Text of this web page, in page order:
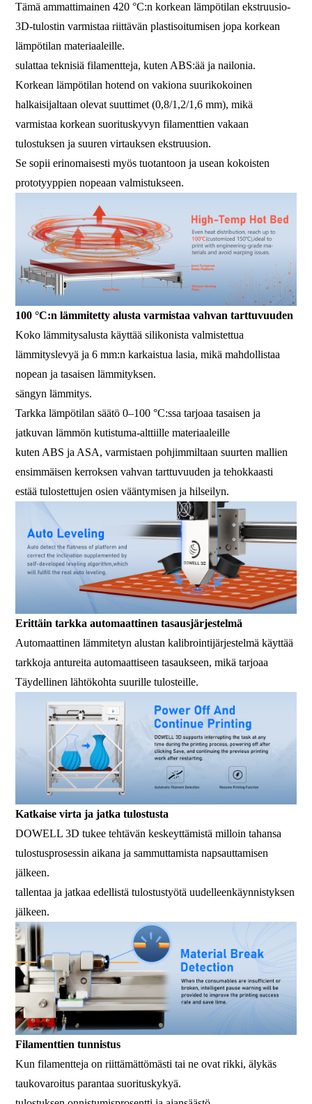
Tämä ammattimainen 420 °C:n korkean lämpötilan ekstruusio-
3D-tulostin varmistaa riittävän plastisoitumisen jopa korkean
lämpötilan materiaaleille.
sulattaa teknisiä filamentteja, kuten ABS:ää ja nailonia.
Korkean lämpötilan hotend on vakiona suurikokoinen
halkaisijaltaan olevat suuttimet (0,8/1,2/1,6 mm), mikä
varmistaa korkean suorituskyvyn filamenttien vakaan
tulostuksen ja suuren virtauksen ekstruusion.
Se sopii erinomaisesti myös tuotantoon ja usean kokoisten
prototyyppien nopeaan valmistukseen.
100 °C:n lämmitetty alusta varmistaa vahvan tarttuvuuden
Koko lämmitysalusta käyttää silikonista valmistettua
lämmityslevyä ja 6 mm:n karkaistua lasia, mikä mahdollistaa
nopean ja tasaisen lämmityksen.
sängyn lämmitys.
Tarkka lämpötilan säätö 0–100 °C:ssa tarjoaa tasaisen ja
jatkuvan lämmön kutistuma-alttiille materiaaleille
kuten ABS ja ASA, varmistaen pohjimmiltaan suurten mallien
ensimmäisen kerroksen vahvan tarttuvuuden ja tehokkaasti
estää tulostettujen osien vääntymisen ja hilseilyn.
Erittäin tarkka automaattinen tasausjärjestelmä
Automaattinen lämmitetyn alustan kalibrointijärjestelmä käyttää
tarkkoja antureita automaattiseen tasaukseen, mikä tarjoaa
Täydellinen lähtökohta suurille tulosteille.
Katkaise virta ja jatka tulostusta
DOWELL 3D tukee tehtävän keskeyttämistä milloin tahansa
tulostusprosessin aikana ja sammuttamista napsauttamisen
jälkeen.
tallentaa ja jatkaa edellistä tulostustyötä uudelleenkäynnistyksen
jälkeen.
Filamenttien tunnistus
Kun filamentteja on riittämättömästi tai ne ovat rikki, älykäs
taukovaroitus parantaa suorituskykyä.